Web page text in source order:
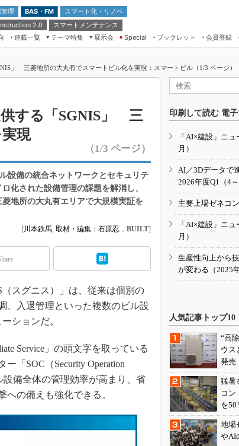
理 BAS・FM
スマート化・リノベ
2.0
スマートメンテナンス
連載一覧
テーマ特集
業界の“ゲー
トビル
のミライ
展示会
建設・測量展
不動産の先端技術展－
2023
づくりワールド 2020
ンス・レジリエンスTOKYO
Special ブックレット 会員登録
」 三菱地所の大丸有でスマートビル化を実現：スマートビル（1/3 ページ）
供する「SGNIS」 三
現
（1/3 ページ）
設備の統合ネットワークとセキュリテ
化された設備管理の課題を解消し、
地所の大丸有エリアで大規模実証を
[川本鉄馬, 取材・編集：石原忍 ， BUILT]
スグニス）」は、従来は個別の
、入退管理といった複数のビル設
ションだ。
Service」の頭文字を取っている
「SOC（Security Operation
備全体の管理効率が高まり、省
への備えも強化できる。
印刷して読む 電
「AI×建設」ニ
月）
AI／3Dデータで
2026年度Q1（4～
主要上場ゼネコ
「AI×建設」ニ
月）
生産性向上から
が変わる（2025
人気記事トップ10
“高
ウス
発売
猛暑
コ
を50
地場
やAI